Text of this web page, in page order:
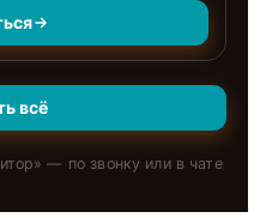
всё
» — по звонку или в чате